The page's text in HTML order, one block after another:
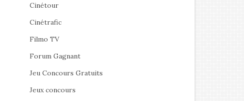
Cinétour
Cinétrafic
Filmo TV
Forum Gagnant
Jeu Concours Gratuits
Jeux concours